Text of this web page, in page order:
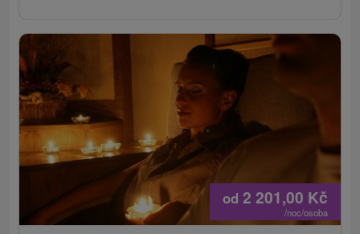
od 2 201,00 Kč
/noc/osoba